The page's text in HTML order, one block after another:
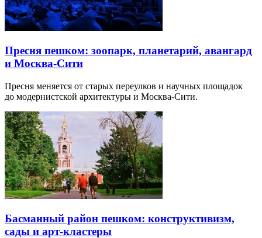
Пресня пешком: зоопарк, планетарий, авангард
и Москва-Сити
Пресня меняется от старых переулков и научных площадок
до модернистской архитектуры и Москва-Сити.
Басманный район пешком: конструктивизм,
сады и арт-кластеры